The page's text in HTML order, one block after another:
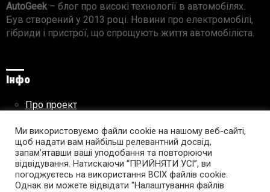
AutoGeek– блог про високі технології в автомобілях.
Був створений у 2013 році. Новини про електромобілі,
гібриди і пристрої, що спрощують життя автомобіліста.
Інфо
Про проект
Правила використання матеріалів
Підпишись на AutoGeek!
Ми використовуємо файли cookie на нашому веб-сайті,
щоб надати вам найбільш релевантний досвід,
запам’ятавши ваші уподобання та повторюючи
відвідування. Натискаючи “ПРИЙНЯТИ УСІ”, ви
погоджуєтесь на використання ВСІХ файлів cookie.
Однак ви можете відвідати "Налаштування файлів